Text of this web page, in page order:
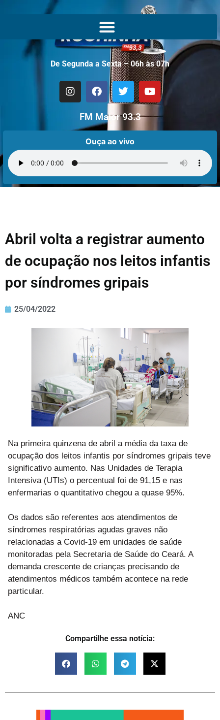
De Segunda a Sexta – 06h às 07h
FM Maior 93.3
Ouça ao vivo
Abril volta a registrar aumento
de ocupação nos leitos infantis
por síndromes gripais
25/04/2022
Na primeira quinzena de abril a média da taxa de
ocupação dos leitos infantis por síndromes gripais teve
significativo aumento. Nas Unidades de Terapia
Intensiva (UTIs) o percentual foi de 91,15 e nas
enfermarias o quantitativo chegou a quase 95%.
Os dados são referentes aos atendimentos de
síndromes respiratórias agudas graves não
relacionadas a Covid-19 em unidades de saúde
monitoradas pela Secretaria de Saúde do Ceará. A
demanda crescente de crianças precisando de
atendimentos médicos também acontece na rede
particular.
ANC
Compartilhe essa notícia: